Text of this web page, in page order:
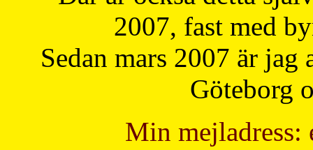
2007, fast med
Sedan mars 2007 är
Göteborg
Min mejladress: